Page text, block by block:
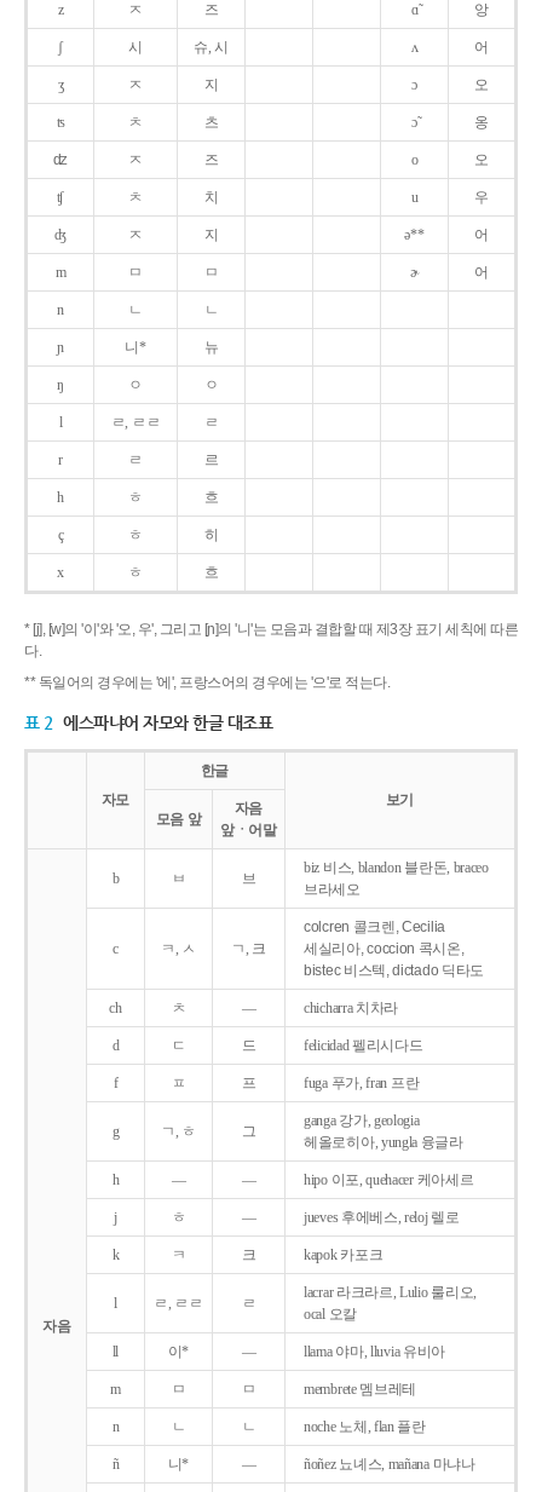
z ㅈ 즈 ɑ̃ 앙
ʃ 시 슈, 시 ʌ 어
ʒ ㅈ 지 ɔ 오
ʦ ㅊ 츠 ɔ̃ 옹
ʣ ㅈ 즈 o 오
ʧ ㅊ 치 u 우
ʤ ㅈ 지 ə** 어
m ㅁ ㅁ ɚ 어
n ㄴ ㄴ
ɲ 니* 뉴
ŋ ㅇ ㅇ
l ㄹ, ㄹㄹ ㄹ
r ㄹ 르
h ㅎ 흐
ç ㅎ 히
x ㅎ 흐
* [j], [w]의 '이'와 '오, 우', 그리고 [ɲ]의 '니'는 모음과 결합할 때 제3장 표기 세칙에 따른
다.
** 독일어의 경우에는 '에', 프랑스어의 경우에는 '으'로 적는다.
표 2 에스파냐어 자모와 한글 대조표
자모
한글
보기
모음 앞
자음
앞ㆍ어말
자음
b ㅂ 브
biz 비스, blandon 블란돈, braceo
브라세오
c ㅋ, ㅅ ㄱ, 크
colcren 콜크렌, Cecilia
세실리아, coccion 콕시온,
bistec 비스텍, dictado 딕타도
ch ㅊ ― chicharra 치차라
d ㄷ 드 felicidad 펠리시다드
f ㅍ 프 fuga 푸가, fran 프란
g ㄱ, ㅎ 그
ganga 강가, geologia
헤올로히아, yungla 융글라
h ― ― hipo 이포, quehacer 케아세르
j ㅎ ― jueves 후에베스, reloj 렐로
k ㅋ 크 kapok 카포크
l ㄹ, ㄹㄹ ㄹ
lacrar 라크라르, Lulio 룰리오,
ocal 오칼
ll 이* ― llama 야마, lluvia 유비아
m ㅁ ㅁ membrete 멤브레테
n ㄴ ㄴ noche 노체, flan 플란
ñ 니* ― ñoñez 뇨녜스, mañana 마냐나